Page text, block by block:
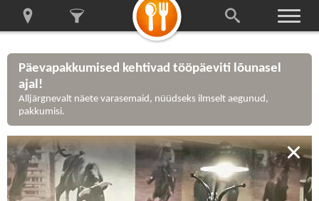
Päevapakkumised kehtivad tööpäeviti lõunasel
ajal!
Alljärgnevalt näete varasemaid, nüüdseks ilmselt aegunud,
pakkumisi.